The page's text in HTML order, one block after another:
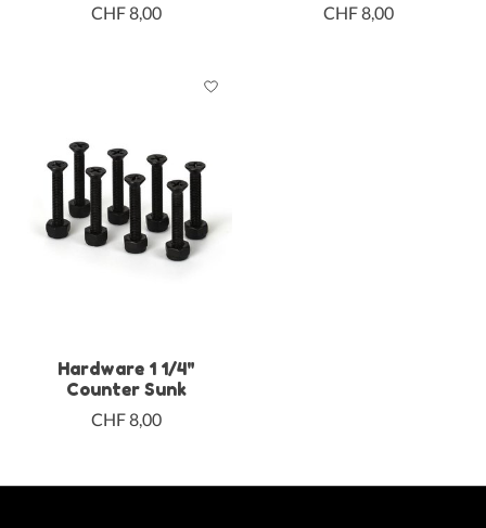
CHF 8,00 CHF 8,00
Hardware 1 1/4"
Counter Sunk
CHF 8,00